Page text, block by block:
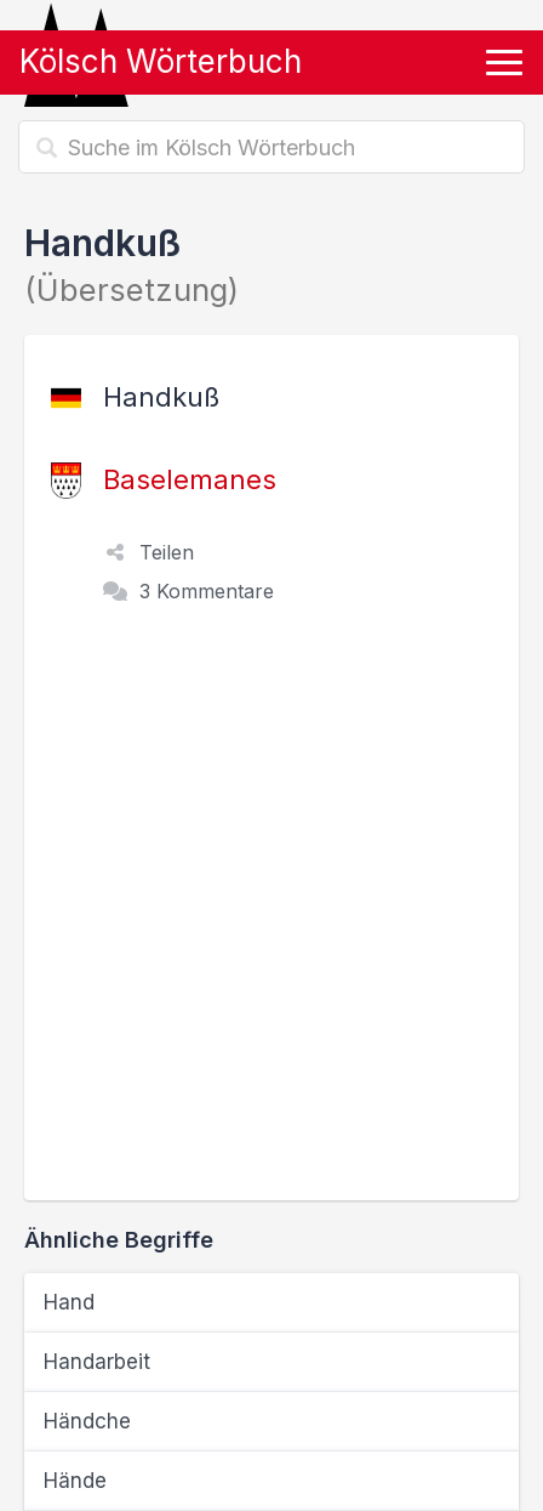
Kölsch Wörterbuch
Handkuß
(Übersetzung)
Handkuß
Baselemanes
Teilen
3 Kommentare
Ähnliche Begriffe
Hand
Handarbeit
Händche
Hände